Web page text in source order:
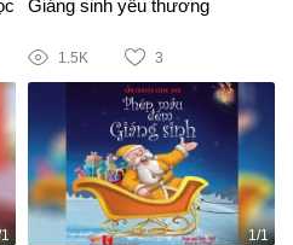
Giáng sinh yêu thương
1.5K 3
1/1